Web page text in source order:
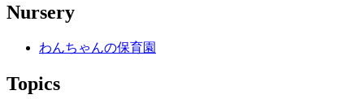
Nursery
わんちゃんの保育園
Topics